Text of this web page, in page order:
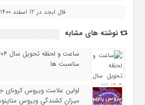
فال ابجد در 12 اسفند 1400 »
نوشته های مشابه
مناسبت ها
میزان کشندگی ویروس